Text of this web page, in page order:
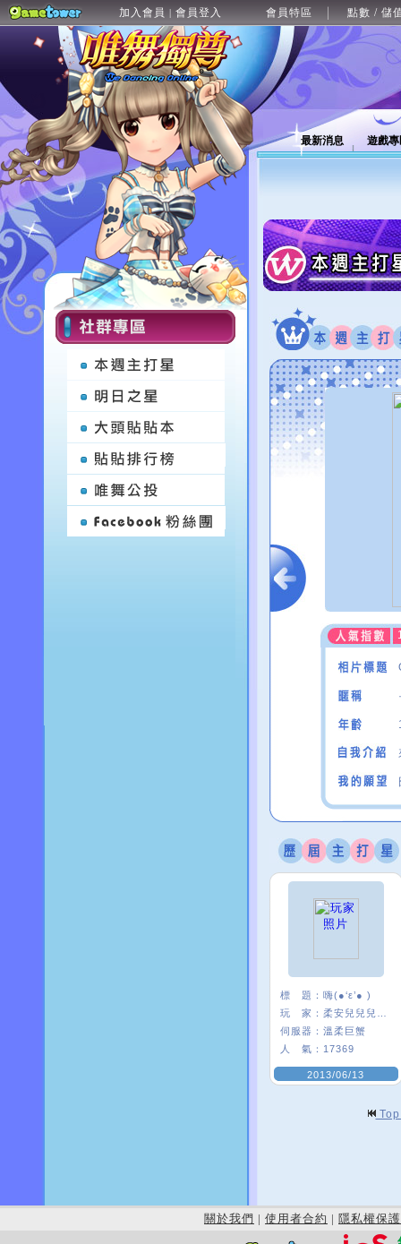
加入會員 | 會員登入 會員特區 點數 / 儲
最新消息 遊戲
標 題： 嗨(●‘ε’● )
玩 家：
伺服器： 溫柔巨蟹
人 氣： 17369
2013/06/13
關於我們 | 使用者合約 | 隱私權保護